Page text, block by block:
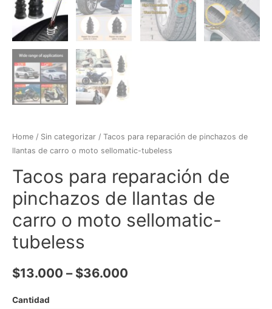
Home / Sin categorizar / Tacos para reparación de pinchazos de
llantas de carro o moto sellomatic-tubeless
Tacos para reparación de
pinchazos de llantas de
carro o moto sellomatic-
tubeless
$13.000 – $36.000
Cantidad